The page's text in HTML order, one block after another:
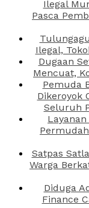
Ilegal
Pasca
Ilegal,
Dugaan
Mencuat,
Pemuda
Dikeroyok
Seluruh
Satpas
Warga
Diduga
Finance